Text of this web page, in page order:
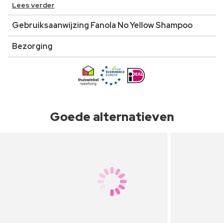
Lees verder
Gebruiksaanwijzing Fanola No Yellow Shampoo
Bezorging
Goede alternatieven